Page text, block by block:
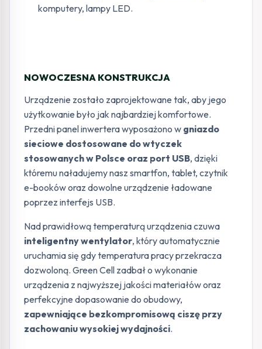
komputery, lampy LED.
NOWOCZESNA KONSTRUKCJA
Urządzenie zostało zaprojektowane tak, aby jego
użytkowanie było jak najbardziej komfortowe.
Przedni panel inwertera wyposażono w gniazdo
sieciowe dostosowane do wtyczek
stosowanych w Polsce oraz port USB, dzięki
któremu naładujemy nasz smartfon, tablet, czytnik
e-booków oraz dowolne urządzenie ładowane
poprzez interfejs USB.
Nad prawidłową temperaturą urządzenia czuwa
inteligentny wentylator, który automatycznie
uruchamia się gdy temperatura pracy przekracza
dozwoloną. Green Cell zadbał o wykonanie
urządzenia z najwyższej jakości materiałów oraz
perfekcyjne dopasowanie do obudowy,
zapewniające bezkompromisową ciszę przy
zachowaniu wysokiej wydajności.